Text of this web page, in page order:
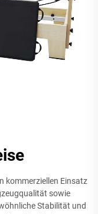
kommerziellen Einsatz
sowie
Stabilität und